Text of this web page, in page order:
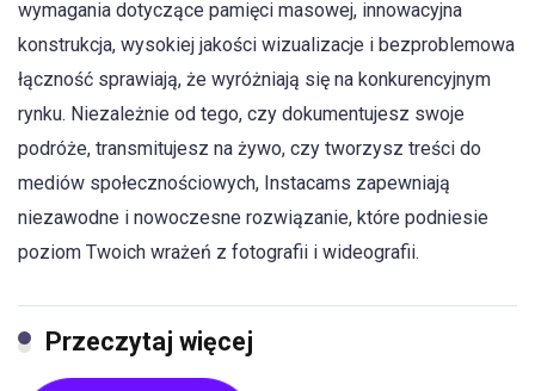
wymagania dotyczące pamięci masowej, innowacyjna
konstrukcja, wysokiej jakości wizualizacje i bezproblemowa
łączność sprawiają, że wyróżniają się na konkurencyjnym
rynku. Niezależnie od tego, czy dokumentujesz swoje
podróże, transmitujesz na żywo, czy tworzysz treści do
mediów społecznościowych, Instacams zapewniają
niezawodne i nowoczesne rozwiązanie, które podniesie
poziom Twoich wrażeń z fotografii i wideografii.
Przeczytaj więcej